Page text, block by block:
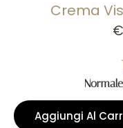
Crema
€
Aggiungi Al